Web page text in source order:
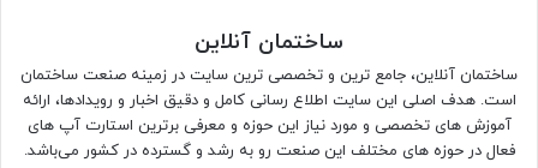
ساختمان آنلاین
ساختمان آنلاین، جامع ترین و تخصصی ترین سایت در زمینه صنعت ساختمان
است. هدف اصلی این سایت اطلاع رسانی کامل و دقیق اخبار و رویدادها، ارائه
آموزش های تخصصی و مورد نیاز این حوزه و معرفی برترین استارت آپ های
فعال در حوزه های مختلف این صنعت رو به رشد و گسترده در کشور می‌باشد.